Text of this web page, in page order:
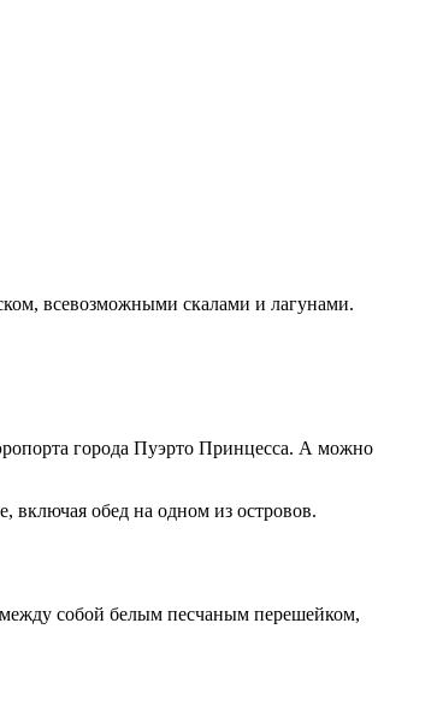
всевозможными скалами и лагунами.
города Пуэрто Принцесса. А можно
обед на одном из островов.
собой белым песчаным перешейком,